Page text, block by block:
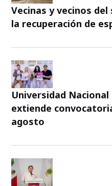
Vecinas y vecinos
la recuperación de
Universidad
extiende
agosto